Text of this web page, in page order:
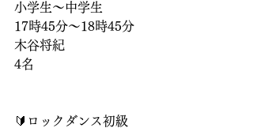
小学生〜中学生
17時45分〜18時45分
木谷将紀
4名
🔰ロックダンス初級